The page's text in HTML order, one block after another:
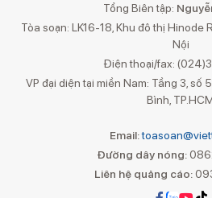
Tổng Biên tập:
Tòa soạn: LK16-18, Khu đô thị Hinode
Nội
Điện thoại/fax:
VP đại diện tại miền Nam: Tầng 3, số
Bình,
Email:
Đường dây nóng:
Liên hệ quảng cáo: